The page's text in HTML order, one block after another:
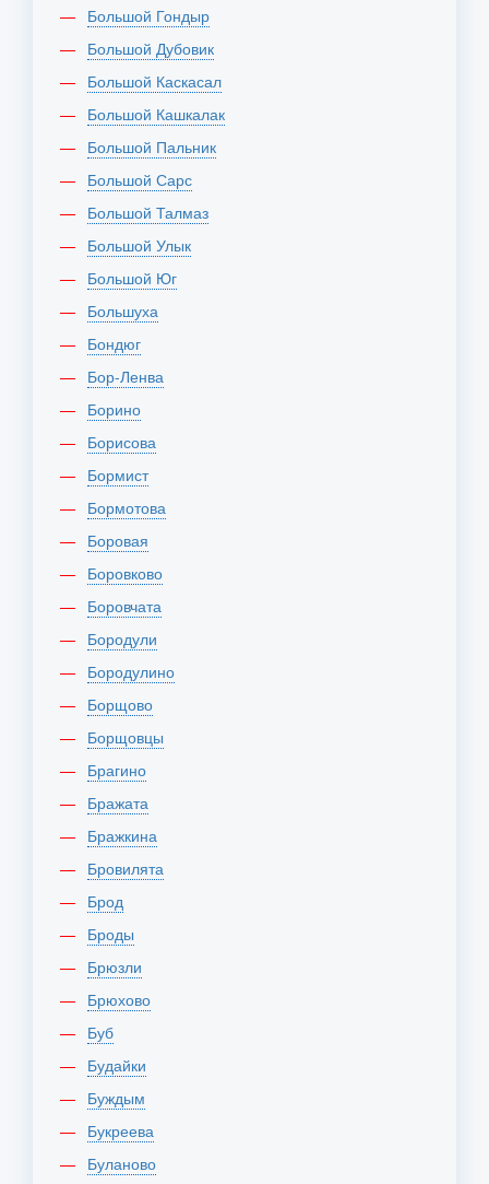
Большой Гондыр
Большой Дубовик
Большой Каскасал
Большой Кашкалак
Большой Пальник
Большой Сарс
Большой Талмаз
Большой Улык
Большой Юг
Большуха
Бондюг
Бор-Ленва
Борино
Борисова
Бормист
Бормотова
Боровая
Боровково
Боровчата
Бородули
Бородулино
Борщово
Борщовцы
Брагино
Бражата
Бражкина
Бровилята
Брод
Броды
Брюзли
Брюхово
Буб
Будайки
Буждым
Букреева
Буланово